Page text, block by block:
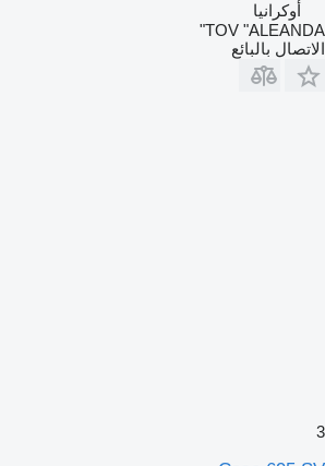
أوكرانيا
TOV "ALEANDA"
الاتصال بالبائع
3